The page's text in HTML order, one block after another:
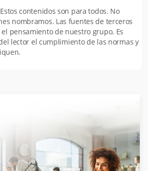
contenidos son para todos. No
nombramos. Las fuentes de terceros
pensamiento de nuestro grupo. Es
lector el cumplimiento de las normas y